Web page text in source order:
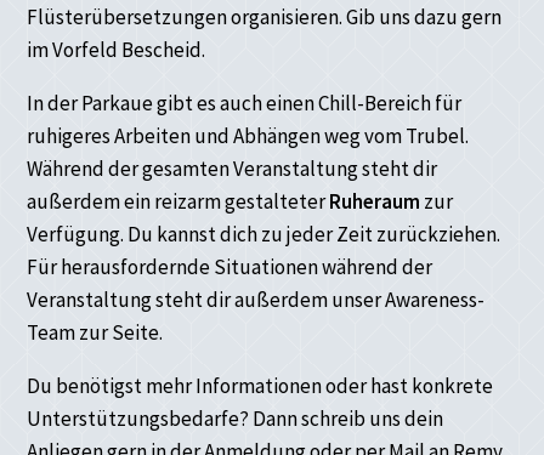
Flüsterübersetzungen organisieren. Gib uns dazu gern
im Vorfeld Bescheid.
In der Parkaue gibt es auch einen Chill-Bereich für
ruhigeres Arbeiten und Abhängen weg vom Trubel.
Während der gesamten Veranstaltung steht dir
außerdem ein reizarm gestalteterRuheraum zur
Verfügung. Du kannst dich zu jeder Zeit zurückziehen.
Für herausfordernde Situationen während der
Veranstaltung steht dir außerdem unser Awareness-
Team zur Seite.
Du benötigst mehr Informationen oder hast konkrete
Unterstützungsbedarfe? Dann schreib uns dein